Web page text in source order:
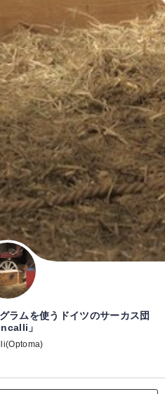
ラムを使うドイツのサーカス団
」